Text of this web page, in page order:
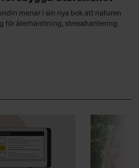
menar i sin nya bok att naturen
för återhämtning, stresshantering